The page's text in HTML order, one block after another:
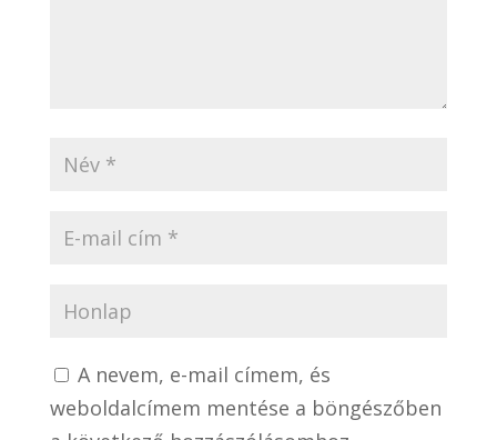
A nevem, e-mail címem, és
weboldalcímem mentése a böngészőben